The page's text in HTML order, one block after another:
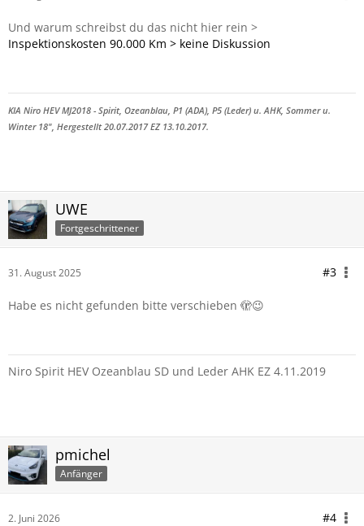
Und warum schreibst du das nicht hier rein >
Inspektionskosten 90.000 Km > keine Diskussion
KIA Niro HEV MJ2018 - Spirit, Ozeanblau, P1 (ADA), P5 (Leder) u. AHK, Sommer u.
Winter 18", Hergestellt 20.07.2017 EZ 13.10.2017.
UWE
Fortgeschrittener
31. August 2025 #3
Habe es nicht gefunden bitte verschieben 🫣😉
Niro Spirit HEV Ozeanblau SD und Leder AHK EZ 4.11.2019
pmichel
Anfänger
2. Juni 2026 #4